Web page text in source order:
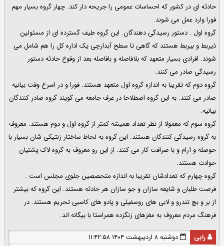
حادثه ای در کشور که احساسات عمومی را جریحه دار کند. چهار گروه بسیار مهم
فورا وارد عمل می شوند.
گروه اول . دستور رسیدگی دهندگان. این گروه طیف گسترده ای از مسئولین
ذیربط و بیربط هستند که گاهی تا سطح آبدارچی یک اداره کل را هم شامل می
شوند. افرادی بسیار متعهد که بلافاصله و بافاصله بعد از وقوع حادثه دستور
رسیدگی صادر می کنند.
گروه دوم که تقریبا به اندازه گروه اول متعهد هستند. فورا و در اسرع وقت بیانیه
صادر می کنند. به این گروه اصطلاحا در عرف جامعه می گویند گروه صادر کنندگان
بیانیه.
گروه سوم که معمولا از نظر تعداد همیشه کمتر از گروه اول و دوم هستند. معروف
به گروه رسیدگی کنندگان هستند. این گروه به لحاظ ساختار ژنتیکی شان بسیار با
حوصله و آرام و با صرافت کار می کنند. از این رو معروف به گروه لاک پشتیان
حوادث هستند.
گروه چهارم که تعدادشان تقریبا به اندازه متحصصین جلوی مجلس است .
فرصت طلبان و شایعه سازان و جو سازان هر حادثه هستند. این گروه که بیشتر
از بر و بچ تندرو و لابی های روسفیلی و پادو های کاسبی تحریم هستند. در
فرهنگ مردم معروف به مغزهای زنگزده همراستا با بیگانه اند.
رابی
دوشنبه ۸ اردیبهشت ۱۴۰۴ ۱۱:۴۲:۵۸